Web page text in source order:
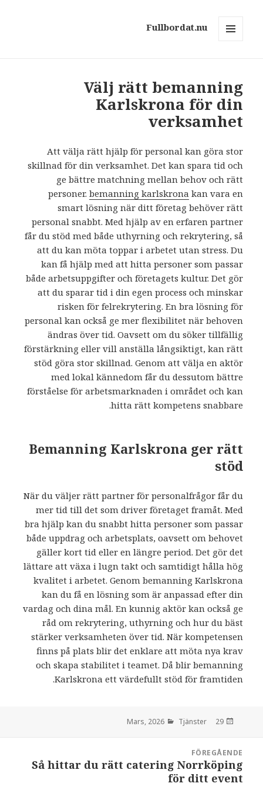
Fullbordat.nu
Välj rätt bemanning
Karlskrona för din
verksamhet
Att välja rätt hjälp för personal kan göra stor
skillnad för din verksamhet. Det kan spara tid och
ge bättre matchning mellan behov och rätt
personer. bemanning karlskrona kan vara en
smart lösning när ditt företag behöver rätt
personal snabbt. Med hjälp av en erfaren partner
får du stöd med både uthyrning och rekrytering, så
att du kan möta toppar i arbetet utan stress. Du
kan få hjälp med att hitta personer som passar
både arbetsuppgifter och företagets kultur. Det gör
att du sparar tid i din egen process och minskar
risken för felrekrytering. En bra lösning för
personal kan också ge mer flexibilitet när behoven
ändras över tid. Oavsett om du söker tillfällig
förstärkning eller vill anställa långsiktigt, kan rätt
stöd göra stor skillnad. Genom att välja en aktör
med lokal kännedom får du dessutom bättre
förståelse för arbetsmarknaden i området och kan
hitta rätt kompetens snabbare.
Bemanning Karlskrona ger rätt
stöd
När du väljer rätt partner för personalfrågor får du
mer tid till det som driver företaget framåt. Med
bra hjälp kan du snabbt hitta personer som passar
både uppdrag och arbetsplats, oavsett om behovet
gäller kort tid eller en längre period. Det gör det
lättare att växa i lugn takt och samtidigt hålla hög
kvalitet i arbetet. Genom bemanning Karlskrona
kan du få en lösning som är anpassad efter din
vardag och dina mål. En kunnig aktör kan också ge
råd om rekrytering, uthyrning och hur du bäst
stärker verksamheten över tid. När kompetensen
finns på plats blir det enklare att möta nya krav
och skapa stabilitet i teamet. Då blir bemanning
Karlskrona ett värdefullt stöd för framtiden.
den
29 Mars, 2026
Tjänster
FÖREGÅENDE
:
Så hittar du rätt catering Norrköping
för ditt event